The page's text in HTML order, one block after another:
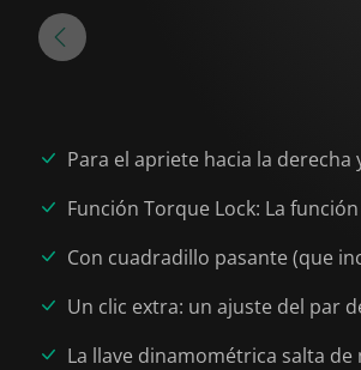
Para el apriete hacia la derecha
Función Torque Lock: La
Con cuadradillo pasante (que
Un clic extra: un ajuste del par
La llave dinamométrica salta